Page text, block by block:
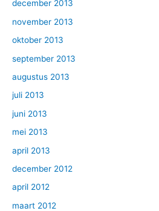
december 2013
november 2013
oktober 2013
september 2013
augustus 2013
juli 2013
juni 2013
mei 2013
april 2013
december 2012
april 2012
maart 2012